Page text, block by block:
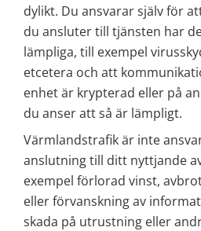
dylikt. Du ansvarar själv för
du ansluter till tjänsten har
lämpliga, till exempel
etcetera och att
enhet är krypterad eller på
du anser att så är lämpligt.
Värmlandstrafik är inte
anslutning till ditt nyttjande
exempel förlorad vinst,
eller förvanskning av
skada på utrustning eller